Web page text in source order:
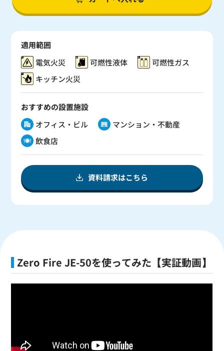
適用範囲
電気火災
可燃性液体
可燃性ガス
キッチン火災
おすすめの設置施設
オフィス・ビル
マンション・不動産
飲食店
資料請求はこちら
Zero Fire JE-50を使ってみた【実証動画】